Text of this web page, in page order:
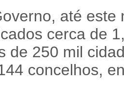
até
cerca de
de 250 mil
concelhos,